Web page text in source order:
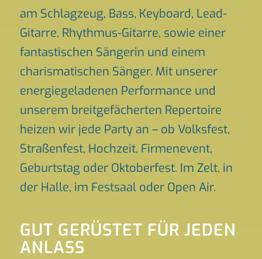
am Schlagzeug, Bass, Keyboard, Lead-
Gitarre, Rhythmus-Gitarre, sowie einer
fantastischen Sängerin und einem
charismatischen Sänger. Mit unserer
energiegeladenen Performance und
unserem breitgefächerten Repertoire
heizen wir jede Party an – ob Volksfest,
Straßenfest, Hochzeit, Firmenevent,
Geburtstag oder Oktoberfest. Im Zelt, in
der Halle, im Festsaal oder Open Air.
GUT GERÜSTET FÜR JEDEN
ANLASS